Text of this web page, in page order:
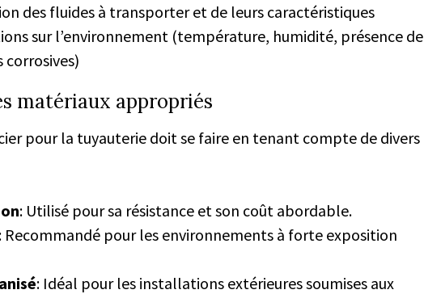
des fluides à transporter et de leurs caractéristiques
sur l’environnement (température, humidité, présence de
corrosives)
matériaux appropriés
pour la tuyauterie doit se faire en tenant compte de divers
: Utilisé pour sa résistance et son coût abordable.
: Recommandé pour les environnements à forte exposition
: Idéal pour les installations extérieures soumises aux